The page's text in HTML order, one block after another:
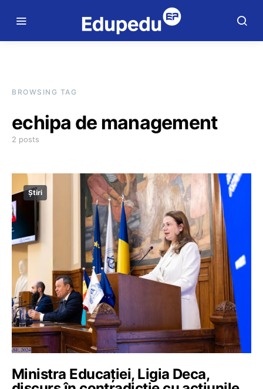
BROWSING TAG
echipa de management
2 posts
Știri
Ministra Educației, Ligia Deca,